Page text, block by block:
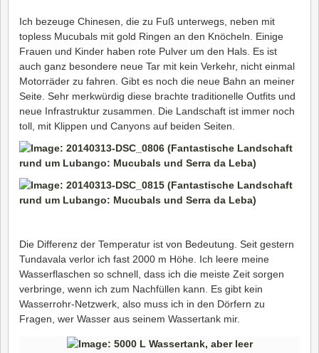
Ich bezeuge Chinesen, die zu Fuß unterwegs, neben mit
topless Mucubals mit gold Ringen an den Knöcheln. Einige
Frauen und Kinder haben rote Pulver um den Hals. Es ist
auch ganz besondere neue Tar mit kein Verkehr, nicht einmal
Motorräder zu fahren. Gibt es noch die neue Bahn an meiner
Seite. Sehr merkwürdig diese brachte traditionelle Outfits und
neue Infrastruktur zusammen. Die Landschaft ist immer noch
toll, mit Klippen und Canyons auf beiden Seiten.
Die Differenz der Temperatur ist von Bedeutung. Seit gestern
Tundavala verlor ich fast 2000 m Höhe. Ich leere meine
Wasserflaschen so schnell, dass ich die meiste Zeit sorgen
verbringe, wenn ich zum Nachfüllen kann. Es gibt kein
Wasserrohr-Netzwerk, also muss ich in den Dörfern zu
Fragen, wer Wasser aus seinem Wassertank mir.